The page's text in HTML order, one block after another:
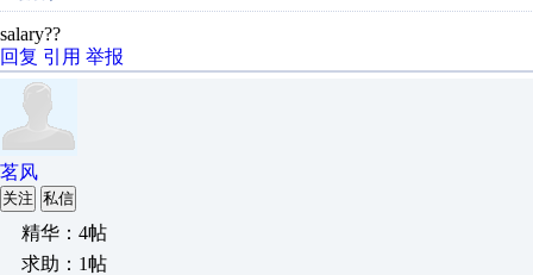
salary??
回复 引用 举报
茗风
关注 私信
精华：4帖
求助：1帖